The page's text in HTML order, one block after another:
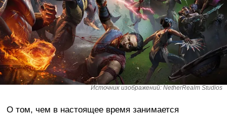
Источник изображений: NetherRealm Studios
О том, чем в настоящее время занимается